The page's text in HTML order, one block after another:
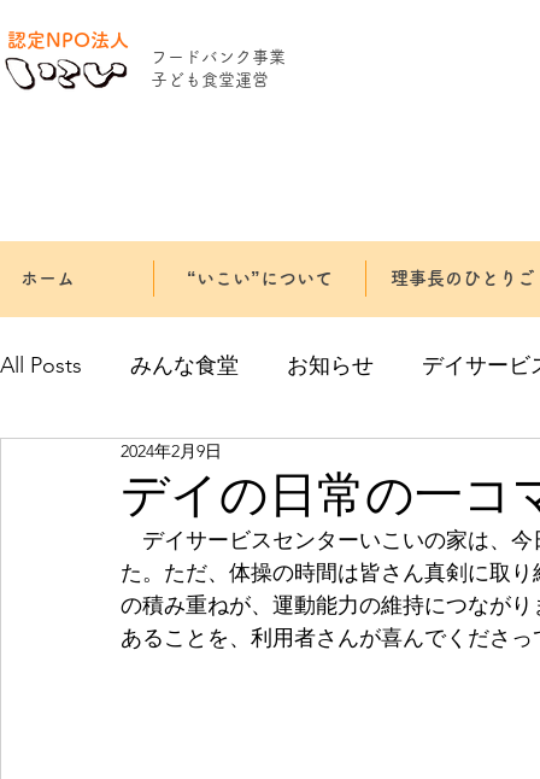
認定NPO法人
​フードバンク事業
​子ども食堂運営
ホーム “いこい”について 理事長のひとりご
All Posts みんな食堂 お知らせ デイサービ
デイの日常の一コ
2024年2月9日
デイサービスセンターいこいの家は、
た。ただ、体操の時間は皆さん真剣に取
の積み重ねが、運動能力の維持につなが
あることを、利用者さんが喜んでくださ